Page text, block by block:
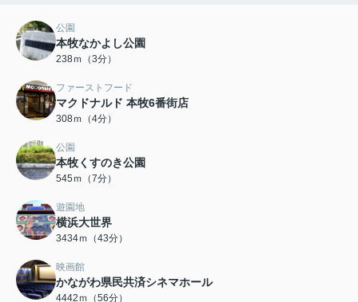
公園
本牧なかよし公園
238ｍ（3分）
ファーストフード
マクドナルド 本牧6番街店
308ｍ（4分）
公園
本牧くすのき公園
545ｍ（7分）
遊園地
横浜大世界
3434ｍ（43分）
映画館
かながわ県民共済シネマホール
4442ｍ（56分）